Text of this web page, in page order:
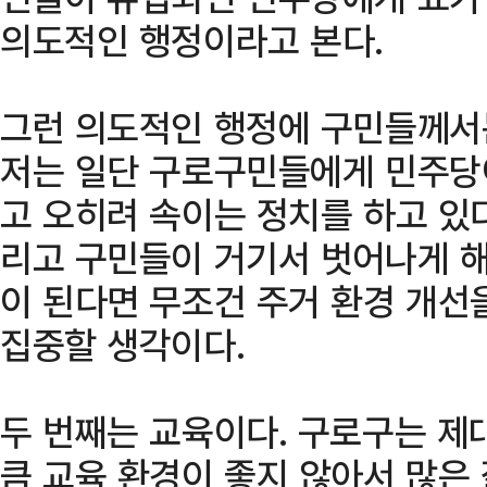
의도적인 행정이라고 본다.
그런 의도적인 행정에 구민들께
저는 일단 구로구민들에게 민주
고 오히려 속이는 정치를 하고
리고 구민들이 거기서 벗어나게
이 된다면 무조건 주거 환경 개
집중할 생각이다.
두 번째는 교육이다. 구로구는
큼 교육 환경이 좋지 않아서 많